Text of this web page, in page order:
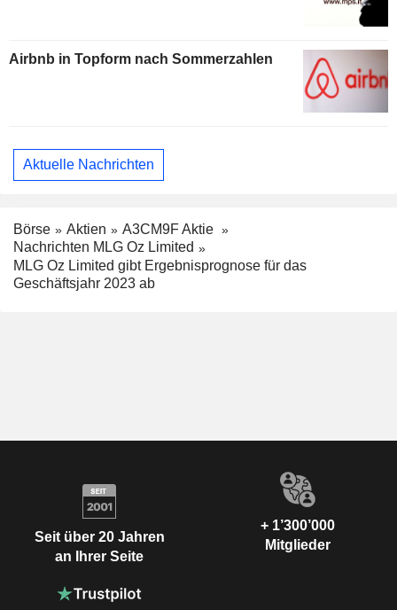
Airbnb in Topform nach Sommerzahlen
Aktuelle Nachrichten
Börse Aktien
A3CM9F Aktie
Nachrichten MLG Oz Limited
MLG Oz Limited gibt Ergebnisprognose für das
Geschäftsjahr 2023 ab
Seit über 20 Jahren
an Ihrer Seite
+ 1’300’000
Mitglieder